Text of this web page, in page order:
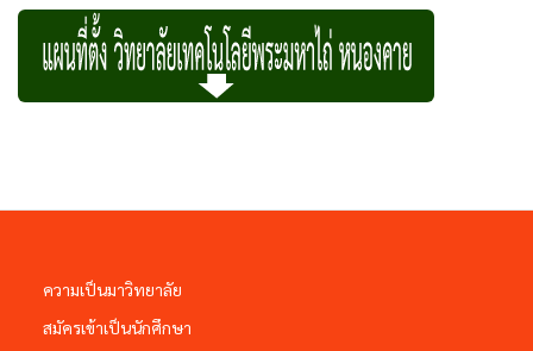
ความเป็นมาวิทยาลัย
สมัครเข้าเป็นนักศึกษา